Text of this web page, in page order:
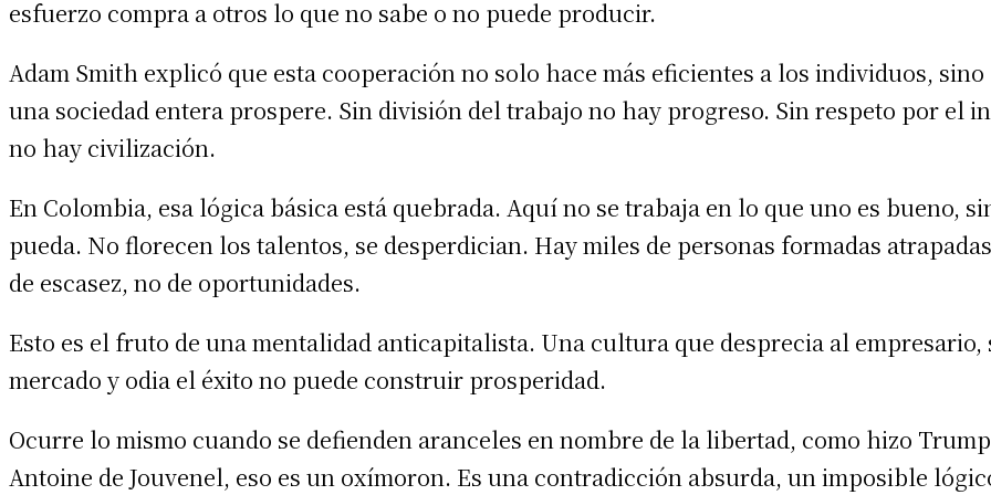
esfuerzo compra a otros lo que no sabe o no puede producir.
Adam Smith explicó que esta cooperación no solo hace más eficientes a los individuos,
una sociedad entera prospere. Sin división del trabajo no hay progreso. Sin respeto por el
no hay civilización.
En Colombia, esa lógica básica está quebrada. Aquí no se trabaja en lo que uno es bueno,
pueda. No florecen los talentos, se desperdician. Hay miles de personas formadas
de escasez, no de oportunidades.
Esto es el fruto de una mentalidad anticapitalista. Una cultura que desprecia al empresario,
mercado y odia el éxito no puede construir prosperidad.
Ocurre lo mismo cuando se defienden aranceles en nombre de la libertad, como hizo
Antoine de Jouvenel, eso es un oxímoron. Es una contradicción absurda, un imposible